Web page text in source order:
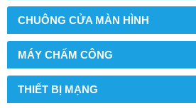
CHUÔNG CỬA MÀN HÌNH
MÁY CHẤM CÔNG
THIẾT BỊ MẠNG